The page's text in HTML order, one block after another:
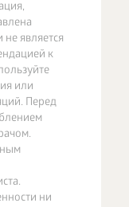
является
к
или
Перед
ни